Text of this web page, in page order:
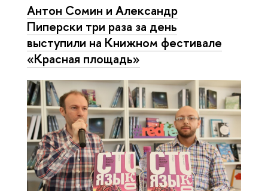
Антон Сомин и Александр
Пиперски три раза за день
выступили на Книжном фестивале
«Красная площадь»